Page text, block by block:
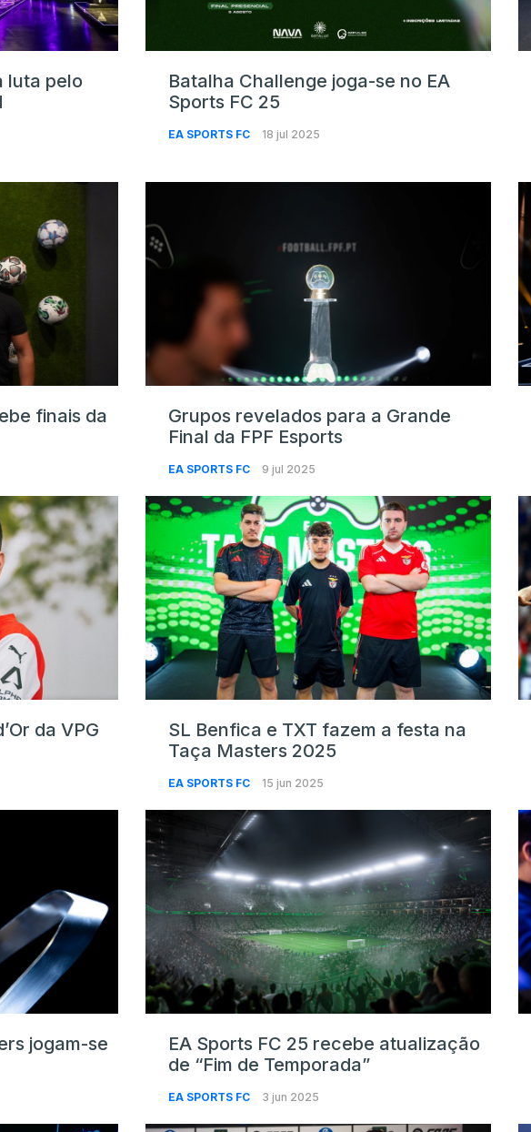
luta pelo
Batalha Challenge joga-se no EA
Sports FC 25
EA SPORTS FC 18 jul 2025
finais da
Grupos revelados para a Grande
Final da FPF Esports
EA SPORTS FC 9 jul 2025
da VPG
SL Benfica e TXT fazem a festa na
Taça Masters 2025
EA SPORTS FC 15 jun 2025
jogam-se
EA Sports FC 25 recebe atualização
de “Fim de Temporada”
EA SPORTS FC 3 jun 2025